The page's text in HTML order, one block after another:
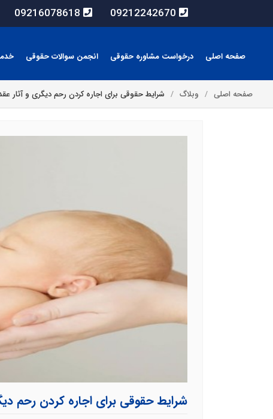
09212242670
09216078618
صفحه اصلی درخواست مشاوره حقوقی انجمن سوالات حقوقی
صفحه اصلی وبلاگ شرایط حقوقی برای اجاره کردن رحم دیگری و آثار
شرایط حقوقی برای اجاره کردن رحم